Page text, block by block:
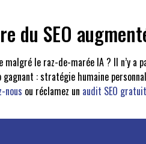
du SEO
malgré le raz-de-marée IA ? Il n’y
gagnant : stratégie humaine
nous ou réclamez un audit SEO gratuit